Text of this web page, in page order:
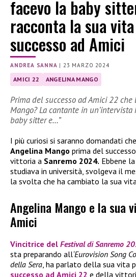
facevo la baby
racconta la sua
successo ad Amici
ANDREA SANNA |23 MARZO 2024
AMICI 22 ANGELINA MANGO
Prima del successo ad Amici 22
Mango? La cantante in un’intervista
baby sitter e…”
I più curiosi si saranno domandati
Angelina Mango prima del
vittoria a Sanremo 2024. Ebbene
studiava in università, svolgeva il
la svolta che ha cambiato la sua
Angelina Mango e la sua
Amici
Vincitrice del Festival di Sanremo
sta preparando all‘Eurovision Song
della Sera , ha parlato della sua vita
successo ad Amici 22 e della